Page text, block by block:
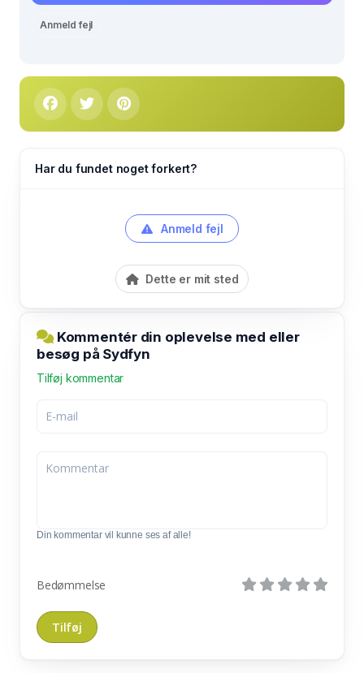
Anmeld fejl
Har du fundet noget forkert?
Anmeld fejl
Dette er mit sted
Kommentér din oplevelse med eller
besøg på Sydfyn
Tilføj kommentar
Din kommentar vil kunne ses af alle!
Bedømmelse